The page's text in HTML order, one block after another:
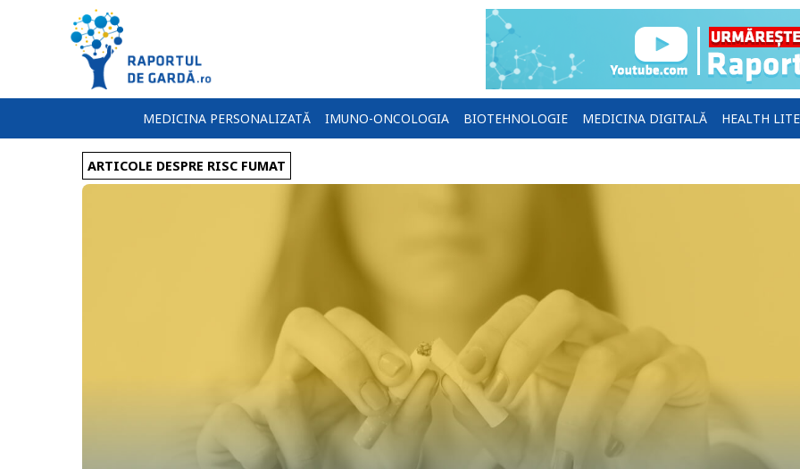
MEDICINA PERSONALIZATĂ IMUNO-ONCOLOGIA BIOTEHNOLOGIE MEDICINA DIGITALĂ HEALTH
ARTICOLE DESPRE RISC FUMAT